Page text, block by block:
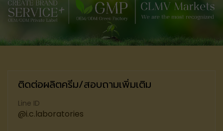
ติดต่อผลิตครีม/สอบถามเพิ่มเติม
Line ID
@i.c.laboratories